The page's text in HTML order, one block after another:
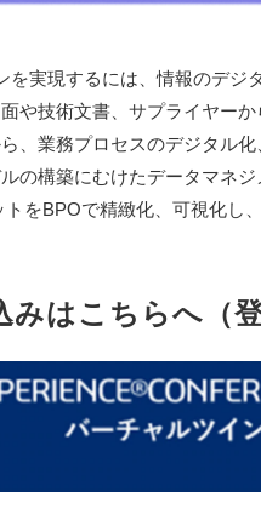
実現するには、情報のデジ
や技術文書、サプライヤーか
、業務プロセスのデジタル
の構築にむけたデータマネジ
をBPOで精緻化、可視化し
みはこちらへ（